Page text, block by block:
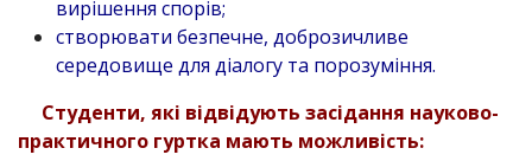
вирішення спорів;
створювати безпечне, доброзичливе
середовище для діалогу та порозуміння.
Студенти, які відвідують засідання науково-
практичного гуртка мають можливість: